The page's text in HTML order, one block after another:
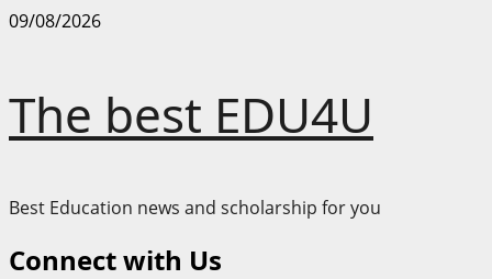
Skip
09/08/2026
The best EDU4U
Best Education news and scholarship for you
Connect with Us